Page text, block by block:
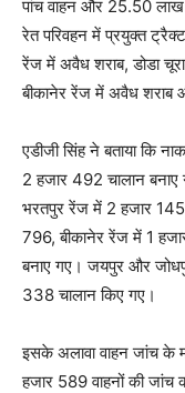
पांच वाहन और 25.50
रेत परिवहन में प्रयुक्त
रेंज में अवैध शराब, डोडा
बीकानेर रेंज में अवैध शराब
एडीजी सिंह ने बताया कि
2 हजार 492 चालान
भरतपुर रेंज में 2 हजार
796, बीकानेर रेंज में 1
बनाए गए। जयपुर और
338 चालान किए गए।
इसके अलावा वाहन जांच के
हजार 589 वाहनों की